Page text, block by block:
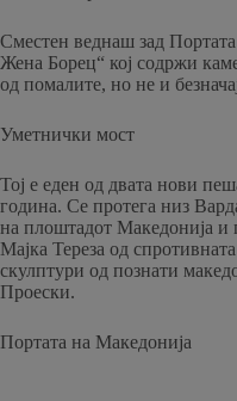
Сместен веднаш зад
Жена Борец“ кој содржи
од помалите, но не и
Уметнички мост
Тој е еден од двата нови
година. Се протега низ
на плоштадот Македонија
Мајка Тереза ​​од
скулптури од познати
Проески.
Портата на Македонија